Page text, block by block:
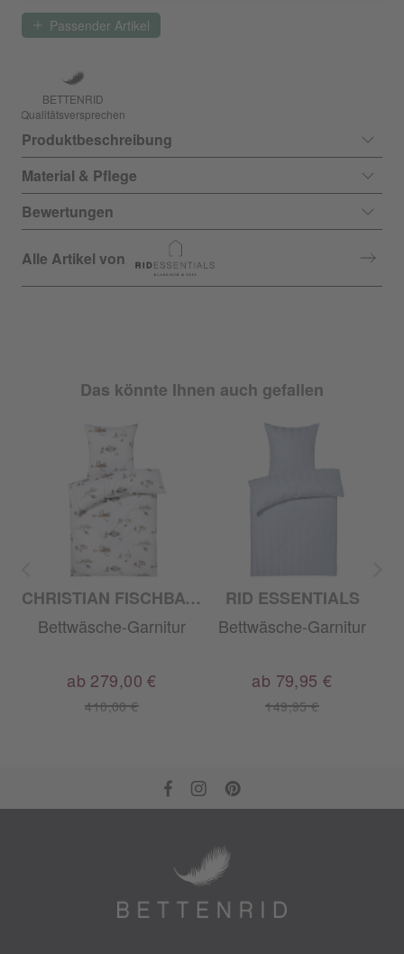
Passender Artikel
BETTENRID
Qualitätsversprechen
Produktbeschreibung
Material & Pflege
Bewertungen
Alle Artikel von
Das könnte Ihnen auch gefallen
CHRISTIAN FISCHBACHER
Bettwäsche-Garnitur
410,00 €
ab 279,00 €
RID ESSENTIALS
Bettwäsche-Garnitur
149,95 €
ab 79,95 €